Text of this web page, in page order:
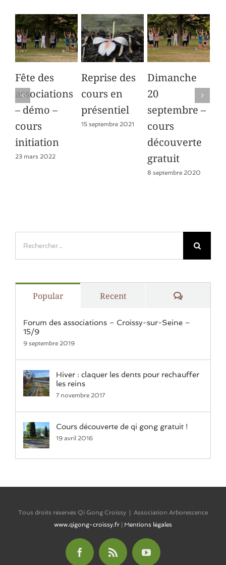
Fête des
associations
– démo –
cours
initiation
23 mars 2022
Reprise des
cours en
présentiel
15 septembre 2021
Dimanche
20
septembre –
cours
découverte
gratuit
8 septembre 2020
Popular Recent Comments
Forum des associations – Croissy-sur-Seine –
15/9
9 septembre 2019
Hiver : claquer les dents pour rechauffer
les reins
7 novembre 2017
Cours découverte de qi gong gratuit !
19 avril 2016
Tous droits réservés Qi Gong Croissy | Association Arborescence
www.qigong-croissy.fr | Mentions légales
FacebookRss YouTube